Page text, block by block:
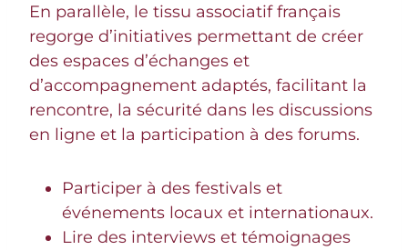
En parallèle, le tissu associatif français
regorge d’initiatives permettant de créer
des espaces d’échanges et
d’accompagnement adaptés, facilitant la
rencontre, la sécurité dans les discussions
en ligne et la participation à des forums.
Participer à des festivals et
événements locaux et internationaux.
Lire des interviews et témoignages